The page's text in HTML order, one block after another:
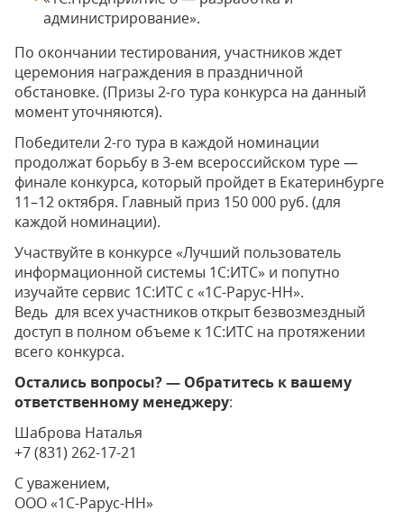
администрирование».
По окончании тестирования, участников ждет
церемония награждения в праздничной
обстановке. (Призы 2-го тура конкурса на данный
момент уточняются).
Победители 2-го тура в каждой номинации
продолжат борьбу в 3-ем всероссийском туре —
финале конкурса, который пройдет в Екатеринбурге
11–12 октября. Главный приз 150 000 руб. (для
каждой номинации).
Участвуйте в конкурсе «Лучший пользователь
информационной системы 1С:ИТС» и попутно
изучайте сервис 1С:ИТС с «1С-Рарус-НН».
Ведь для всех участников открыт безвозмездный
доступ в полном объеме к 1С:ИТС на протяжении
всего конкурса.
Остались вопросы? — Обратитесь к вашему
ответственному менеджеру:
Шаброва Наталья
+7 (831) 262-17-21
С уважением,
ООО «1С-Рарус-НН»